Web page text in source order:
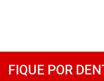
FIQUE POR